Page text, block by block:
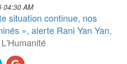
04:30 AM
situation continue, nos
», alerte Rani Yan Yan,
L'Humanité